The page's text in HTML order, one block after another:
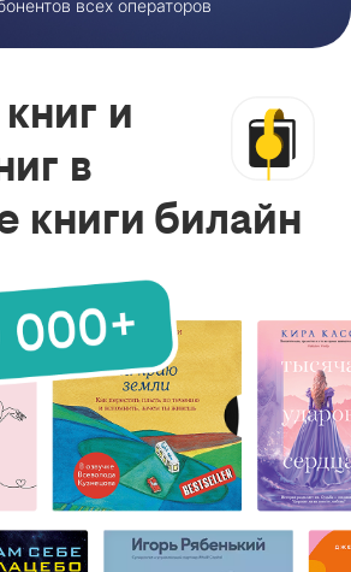
всех операторов
и
в
книги билайн